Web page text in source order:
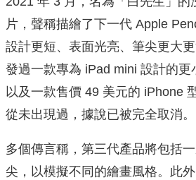
片，聲稱描繪了下一代 Apple
設計更短、表面光亮、筆尖更大
發過一款專為 iPad mini 設計的更
以及一款售價 49 美元的 iPhone
從未出現過，據說已被完全取消。
多個傳言稱，第三代產品將包括
尖，以模擬不同的繪畫風格。此